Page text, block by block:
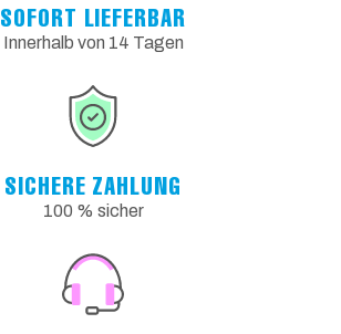
SOFORT LIEFERBAR
Innerhalb von 14 Tagen
SICHERE ZAHLUNG
100 % sicher